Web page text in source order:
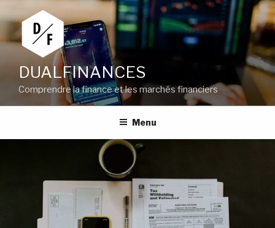
au
contenu
principal
DUALFINANCES
Comprendre la finance et les marchés financiers
Menu